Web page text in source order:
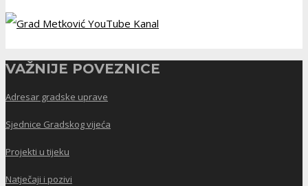
VAŽNIJE POVEZNICE
Adresar gradske uprave
Sjednice Gradskog vijeća
Projekti u tijeku
Natječaji i pozivi